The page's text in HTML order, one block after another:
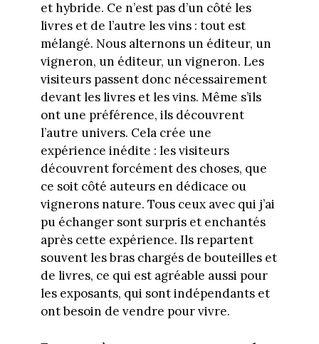
et hybride. Ce n’est pas d’un côté les
livres et de l’autre les vins : tout est
mélangé. Nous alternons un éditeur, un
vigneron, un éditeur, un vigneron. Les
visiteurs passent donc nécessairement
devant les livres et les vins. Même s’ils
ont une préférence, ils découvrent
l’autre univers. Cela crée une
expérience inédite : les visiteurs
découvrent forcément des choses, que
ce soit côté auteurs en dédicace ou
vignerons nature. Tous ceux avec qui j’ai
pu échanger sont surpris et enchantés
après cette expérience. Ils repartent
souvent les bras chargés de bouteilles et
de livres, ce qui est agréable aussi pour
les exposants, qui sont indépendants et
ont besoin de vendre pour vivre.